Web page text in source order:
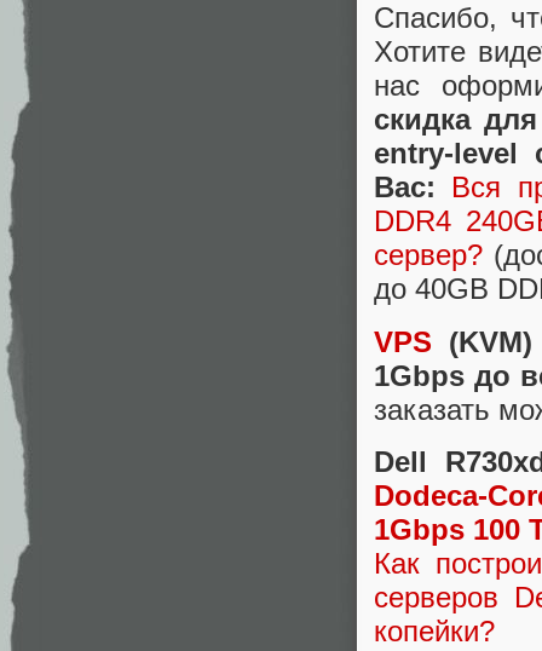
Спасибо,
Хотите
нас
скидка
entry-level
Вас:
Вся
DDR4
сервер?
до 40GB
VPS
1Gbps до
заказать
Dell
Dodeca-
1Gbps 100
Как
серверов
копейки?